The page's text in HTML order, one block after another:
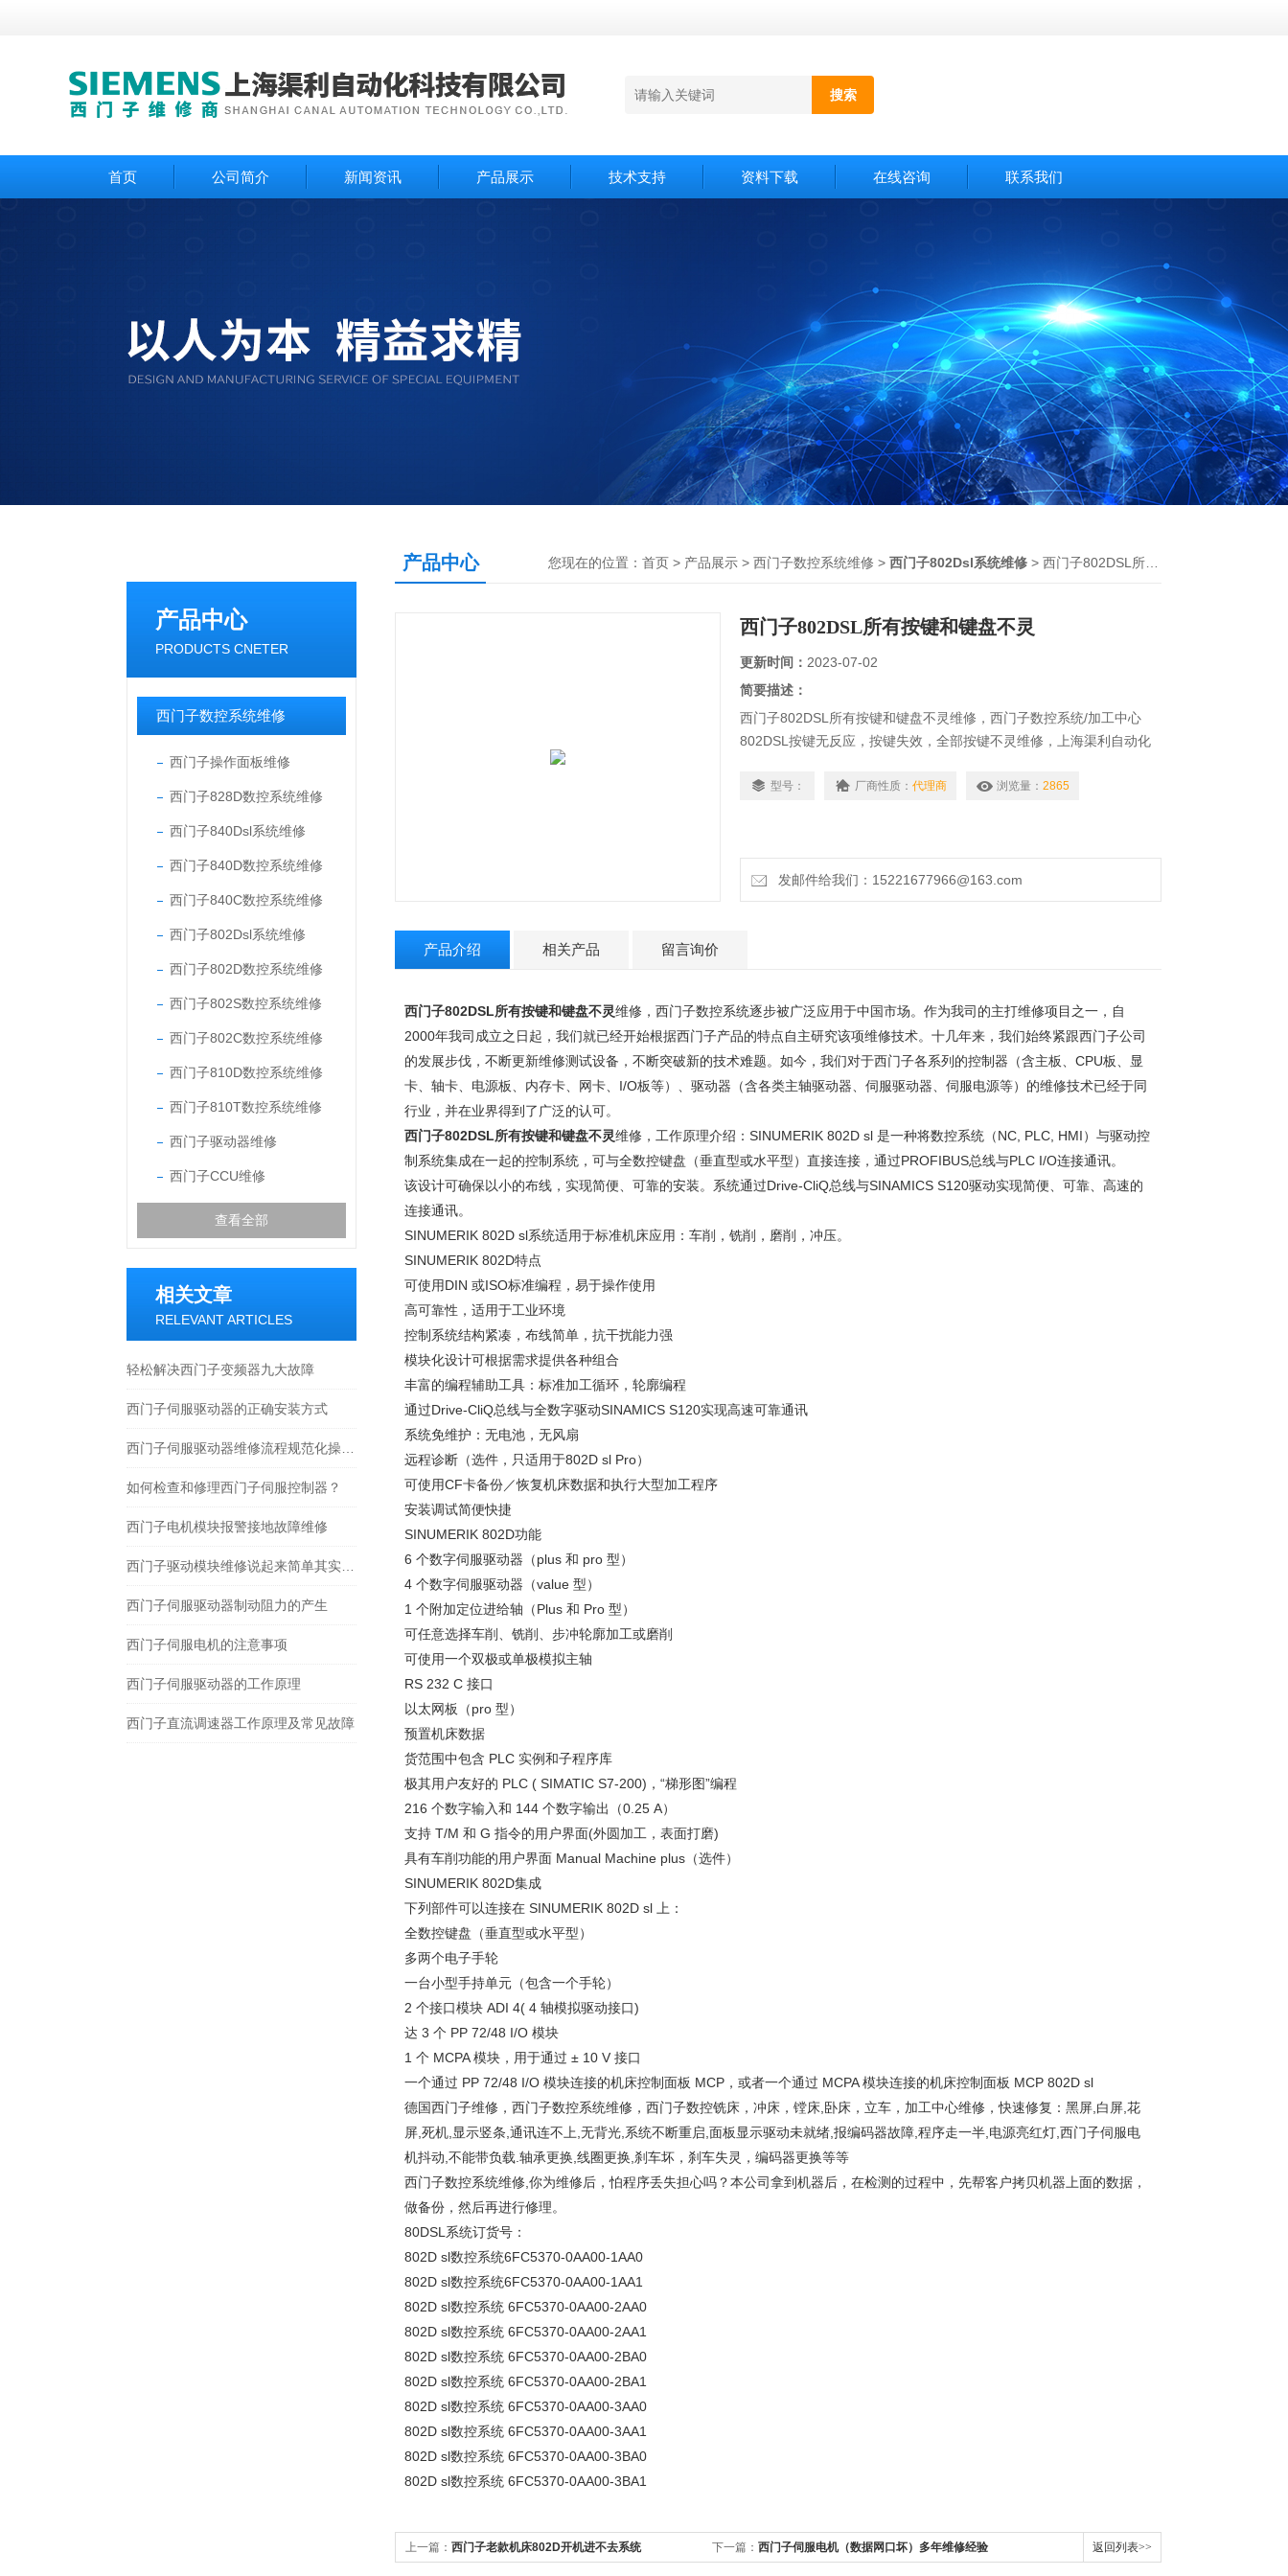
首页 公司简介 新闻资讯 产品展示 技术支持 资料下载 在线咨询 联系我们
产品中心
PRODUCTS CNETER
西门子数控系统维修
西门子操作面板维修
西门子828D数控系统维修
西门子840Dsl系统维修
西门子840D数控系统维修
西门子840C数控系统维修
西门子802Dsl系统维修
西门子802D数控系统维修
西门子802S数控系统维修
西门子802C数控系统维修
西门子810D数控系统维修
西门子810T数控系统维修
西门子驱动器维修
西门子CCU维修
查看全部
相关文章
RELEVANT ARTICLES
轻松解决西门子变频器九大故障
西门子伺服驱动器的正确安装方式
如何检查和修理西门子伺服控制器？
西门子电机模块报警接地故障维修
西门子伺服驱动器制动阻力的产生
西门子伺服电机的注意事项
西门子伺服驱动器的工作原理
西门子直流调速器工作原理及常见故障
产品中心 您现在的位置： 首页 > 产品展示 > 西门子数控系统维修 > 西门子802Dsl系统维修 > 西门子802DSL所有按键和键盘不灵
西门子802DSL所有按键和键盘不灵
更新时间： 2023-07-02
简要描述：
西门子802DSL所有按键和键盘不灵维修，西门子数控系统/加工中心
802DSL按键无反应，按键失效，全部按键不灵维修，上海渠利自动化
伺服驱动器的，触摸屏，PLC，直流调速器，数控系统等，积累了丰富
型号： 厂商性质： 代理商 浏览量： 2865
发邮件给我们：15221677966@163.com
产品介绍 相关产品 留言询价
西门子802DSL所有按键和键盘不灵维修，西门子数控系统逐步被广泛应用于中国市场。作为我司的主打维修项目之一，自
2000年我司成立之日起，我们就已经开始根据西门子产品的特点自主研究该项维修技术。十几年来，我们始终紧跟西门子公司
的发展步伐，不断更新维修测试设备，不断突破新的技术难题。如今，我们对于西门子各系列的控制器（含主板、CPU板、显
卡、轴卡、电源板、内存卡、网卡、I/O板等）、驱动器（含各类主轴驱动器、伺服驱动器、伺服电源等）的维修技术已经于同
行业，并在业界得到了广泛的认可。
西门子802DSL所有按键和键盘不灵维修，工作原理介绍：SINUMERIK 802D sl 是一种将数控系统（NC, PLC, HMI）与驱动控
制系统集成在一起的控制系统，可与全数控键盘（垂直型或水平型）直接连接，通过PROFIBUS总线与PLC I/O连接通讯。
该设计可确保以小的布线，实现简便、可靠的安装。系统通过Drive-CliQ总线与SINAMICS S120驱动实现简便、可靠、高速的
连接通讯。
SINUMERIK 802D sl系统适用于标准机床应用：车削，铣削，磨削，冲压。
SINUMERIK 802D特点
可使用DIN 或ISO标准编程，易于操作使用
高可靠性，适用于工业环境
控制系统结构紧凑，布线简单，抗干扰能力强
模块化设计可根据需求提供各种组合
丰富的编程辅助工具：标准加工循环，轮廓编程
通过Drive-CliQ总线与全数字驱动SINAMICS S120实现高速可靠通讯
系统免维护：无电池，无风扇
远程诊断（选件，只适用于802D sl Pro）
可使用CF卡备份／恢复机床数据和执行大型加工程序
安装调试简便快捷
SINUMERIK 802D功能
6 个数字伺服驱动器（plus 和 pro 型）
4 个数字伺服驱动器（value 型）
1 个附加定位进给轴（Plus 和 Pro 型）
可任意选择车削、铣削、步冲轮廓加工或磨削
可使用一个双极或单极模拟主轴
RS 232 C 接口
以太网板（pro 型）
预置机床数据
货范围中包含 PLC 实例和子程序库
极其用户友好的 PLC ( SIMATIC S7-200)，“梯形图”编程
216 个数字输入和 144 个数字输出（0.25 A）
支持 T/M 和 G 指令的用户界面(外圆加工，表面打磨)
具有车削功能的用户界面 Manual Machine plus（选件）
SINUMERIK 802D集成
下列部件可以连接在 SINUMERIK 802D sl 上：
全数控键盘（垂直型或水平型）
多两个电子手轮
一台小型手持单元（包含一个手轮）
2 个接口模块 ADI 4( 4 轴模拟驱动接口)
达 3 个 PP 72/48 I/O 模块
1 个 MCPA 模块，用于通过 ± 10 V 接口
一个通过 PP 72/48 I/O 模块连接的机床控制面板 MCP，或者一个通过 MCPA 模块连接的机床控制面板 MCP 802D sl
德国西门子维修，西门子数控系统维修，西门子数控铣床，冲床，镗床,卧床，立车，加工中心维修，快速修复：黑屏,白屏,花
屏,死机,显示竖条,通讯连不上,无背光,系统不断重启,面板显示驱动未就绪,报编码器故障,程序走一半,电源亮红灯,西门子伺服电
机抖动,不能带负载.轴承更换,线圈更换,刹车坏，刹车失灵，编码器更换等等
西门子数控系统维修,你为维修后，怕程序丢失担心吗？本公司拿到机器后，在检测的过程中，先帮客户拷贝机器上面的数据，
做备份，然后再进行修理。
80DSL系统订货号：
802D sl数控系统6FC5370-0AA00-1AA0
802D sl数控系统6FC5370-0AA00-1AA1
802D sl数控系统 6FC5370-0AA00-2AA0
802D sl数控系统 6FC5370-0AA00-2AA1
802D sl数控系统 6FC5370-0AA00-2BA0
802D sl数控系统 6FC5370-0AA00-2BA1
802D sl数控系统 6FC5370-0AA00-3AA0
802D sl数控系统 6FC5370-0AA00-3AA1
802D sl数控系统 6FC5370-0AA00-3BA0
802D sl数控系统 6FC5370-0AA00-3BA1
上一篇： 西门子老款机床802D开机进不去系统 下一篇： 西门子伺服电机（数据网口坏）多年维修经验 返回列表>>